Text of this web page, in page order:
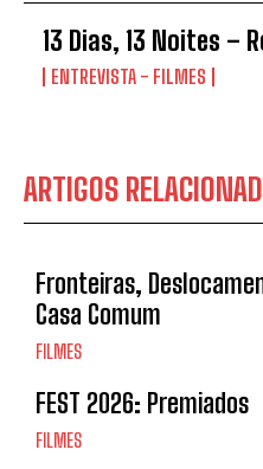
13 Dias, 13 Noites –
ENTREVISTA - FILMES
ARTIGOS
Fronteiras,
Casa Comum
FILMES
FEST 2026: Premiados
FILMES